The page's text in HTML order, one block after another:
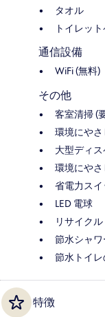
タオル
トイレッ
通信設備
WiFi (無料)
その他
客室清掃 (
環境にや
大型ディ
環境にや
省電力スイ
LED 電球
リサイクル
節水シャ
節水トイ
特徴